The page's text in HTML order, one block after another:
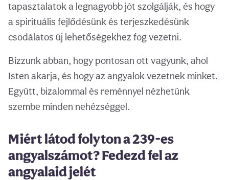
tapasztalatok a legnagyobb jót szolgálják, és hogy
a spirituális fejlődésünk és terjeszkedésünk
csodálatos új lehetőségekhez fog vezetni.
Bízzunk abban, hogy pontosan ott vagyunk, ahol
Isten akarja, és hogy az angyalok vezetnek minket.
Együtt, bizalommal és reménnyel nézhetünk
szembe minden nehézséggel.
Miért látod folyton a 239-es
angyalszámot? Fedezd fel az
angyalaid jelét